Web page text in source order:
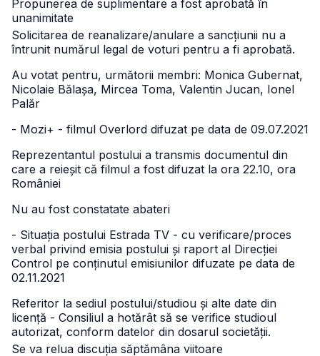
Propunerea de suplimentare a fost aprobată în
unanimitate
Solicitarea de reanalizare/anulare a sancțiunii nu a
întrunit numărul legal de voturi pentru a fi aprobată.
Au votat pentru, următorii membri: Monica Gubernat,
Nicolaie Bălașa, Mircea Toma, Valentin Jucan, Ionel
Palăr
- Mozi+ - filmul Overlord difuzat pe data de 09.07.2021
Reprezentantul postului a transmis documentul din
care a reieșit că filmul a fost difuzat la ora 22.10, ora
României
Nu au fost constatate abateri
- Situația postului Estrada TV - cu verificare/proces
verbal privind emisia postului și raport al Direcției
Control pe conținutul emisiunilor difuzate pe data de
02.11.2021
Referitor la sediul postului/studiou și alte date din
licență - Consiliul a hotărât să se verifice studioul
autorizat, conform datelor din dosarul societății.
Se va relua discuția săptămâna viitoare